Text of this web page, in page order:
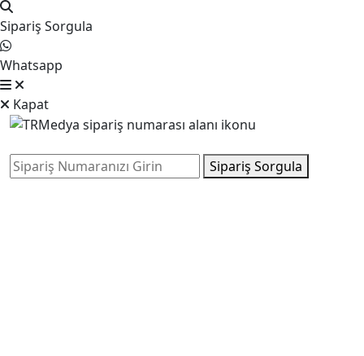
Sipariş Sorgula
Whatsapp
Kapat
Sipariş Sorgula